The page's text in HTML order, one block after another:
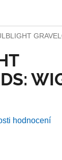
hodnocení